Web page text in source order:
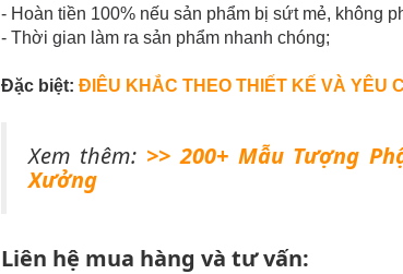
- Hoàn tiền 100% nếu sản phẩm bị sứt mẻ, không
- Thời gian làm ra sản phẩm nhanh chóng;
Đặc biệt: ĐIÊU KHẮC THEO THIẾT KẾ VÀ YÊU
Xem thêm: >> 200+ Mẫu Tượng
Xưởng
Liên hệ mua hàng và tư vấn: